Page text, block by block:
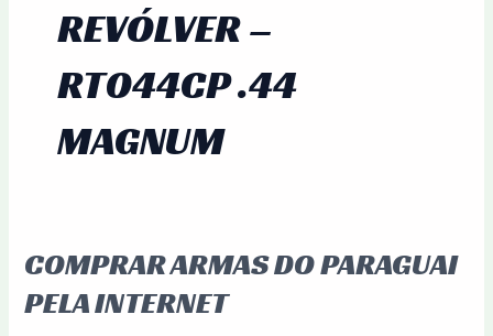
REVÓLVER –
RT044CP .44
MAGNUM
COMPRAR ARMAS DO PARAGUAI
PELA INTERNET
Comprar
do